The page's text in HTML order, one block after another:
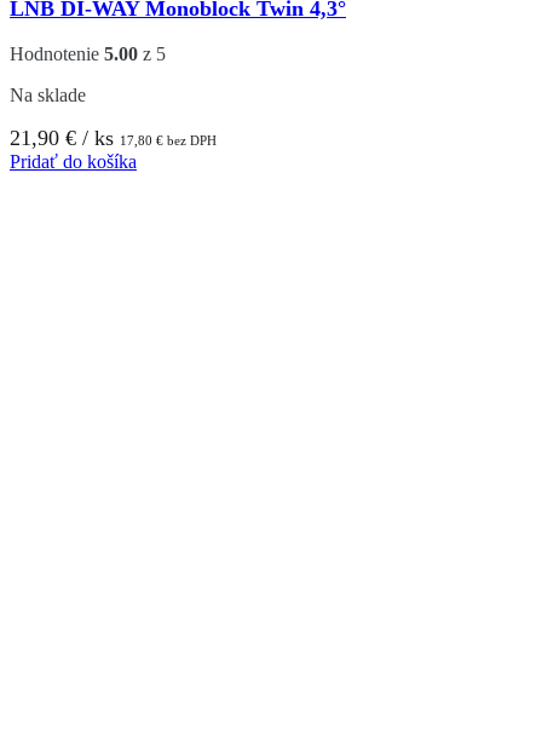
LNB DI-WAY Monoblock Twin 4,3°
Hodnotenie 5.00 z 5
Na sklade
21,90 € / ks 17,80 € bez DPH
Pridať do košíka